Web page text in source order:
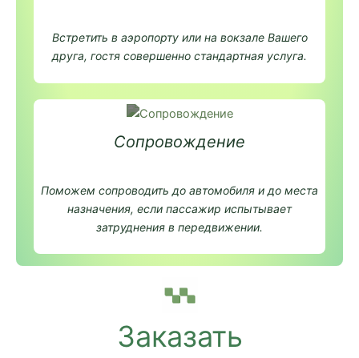
Встретить в аэропорту или на вокзале Вашего
друга, гостя совершенно стандартная услуга.
Сопровождение
Поможем сопроводить до автомобиля и до места
назначения, если пассажир испытывает
затруднения в передвижении.
Заказать